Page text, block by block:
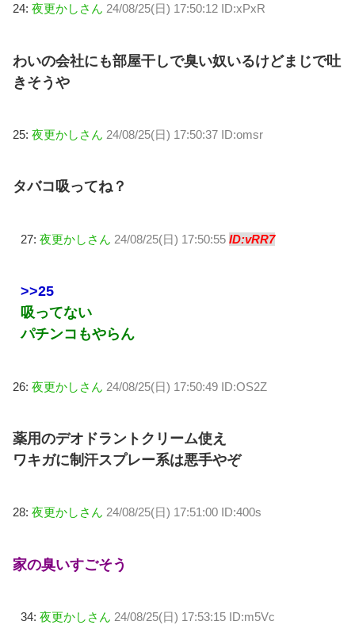
24: 夜更かしさん 24/08/25(日) 17:50:12 ID:xPxR
わいの会社にも部屋干しで臭い奴いるけどまじで吐
きそうや
25: 夜更かしさん 24/08/25(日) 17:50:37 ID:omsr
タバコ吸ってね？
27: 夜更かしさん 24/08/25(日) 17:50:55 ID:vRR7
>>25
吸ってない
パチンコもやらん
26: 夜更かしさん 24/08/25(日) 17:50:49 ID:OS2Z
薬用のデオドラントクリーム使え
ワキガに制汗スプレー系は悪手やぞ
28: 夜更かしさん 24/08/25(日) 17:51:00 ID:400s
家の臭いすごそう
34: 夜更かしさん 24/08/25(日) 17:53:15 ID:m5Vc